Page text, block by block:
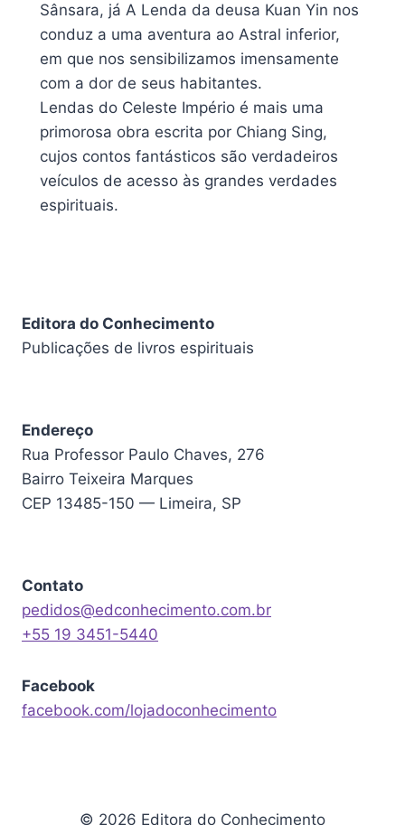
Sânsara, já A Lenda da deusa Kuan Yin nos
conduz a uma aventura ao Astral inferior,
em que nos sensibilizamos imensamente
com a dor de seus habitantes.
Lendas do Celeste Império é mais uma
primorosa obra escrita por Chiang Sing,
cujos contos fantásticos são verdadeiros
veículos de acesso às grandes verdades
espirituais.
Editora do Conhecimento
Publicações de livros espirituais
Endereço
Rua Professor Paulo Chaves, 276
Bairro Teixeira Marques
CEP 13485-150 — Limeira, SP
Contato
pedidos@edconhecimento.com.br
+55 19 3451-5440
Facebook
facebook.com/lojadoconhecimento
© 2026 Editora do Conhecimento